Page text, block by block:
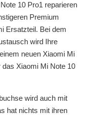
10 Pro1 reparieren
Premium
Ersatzteil. Bei dem
wird Ihre
neuen Xiaomi Mi
Xiaomi Mi Note 10
wird auch mit
hat nichts mit ihren